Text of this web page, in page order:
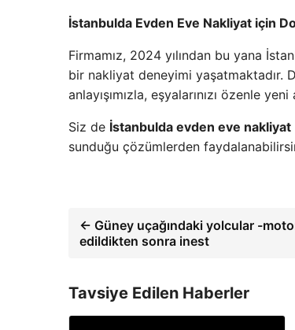
İstanbulda Evden Eve Nakliyat için
Firmamız, 2024 yılından bu yana
bir nakliyat deneyimi yaşatmaktadır.
anlayışımızla, eşyalarınızı özenle
Siz de İstanbulda evden eve nakliyat
sunduğu çözümlerden
← Güney uçağındaki yolcular -
edildikten sonra inest
Tavsiye Edilen Haberler